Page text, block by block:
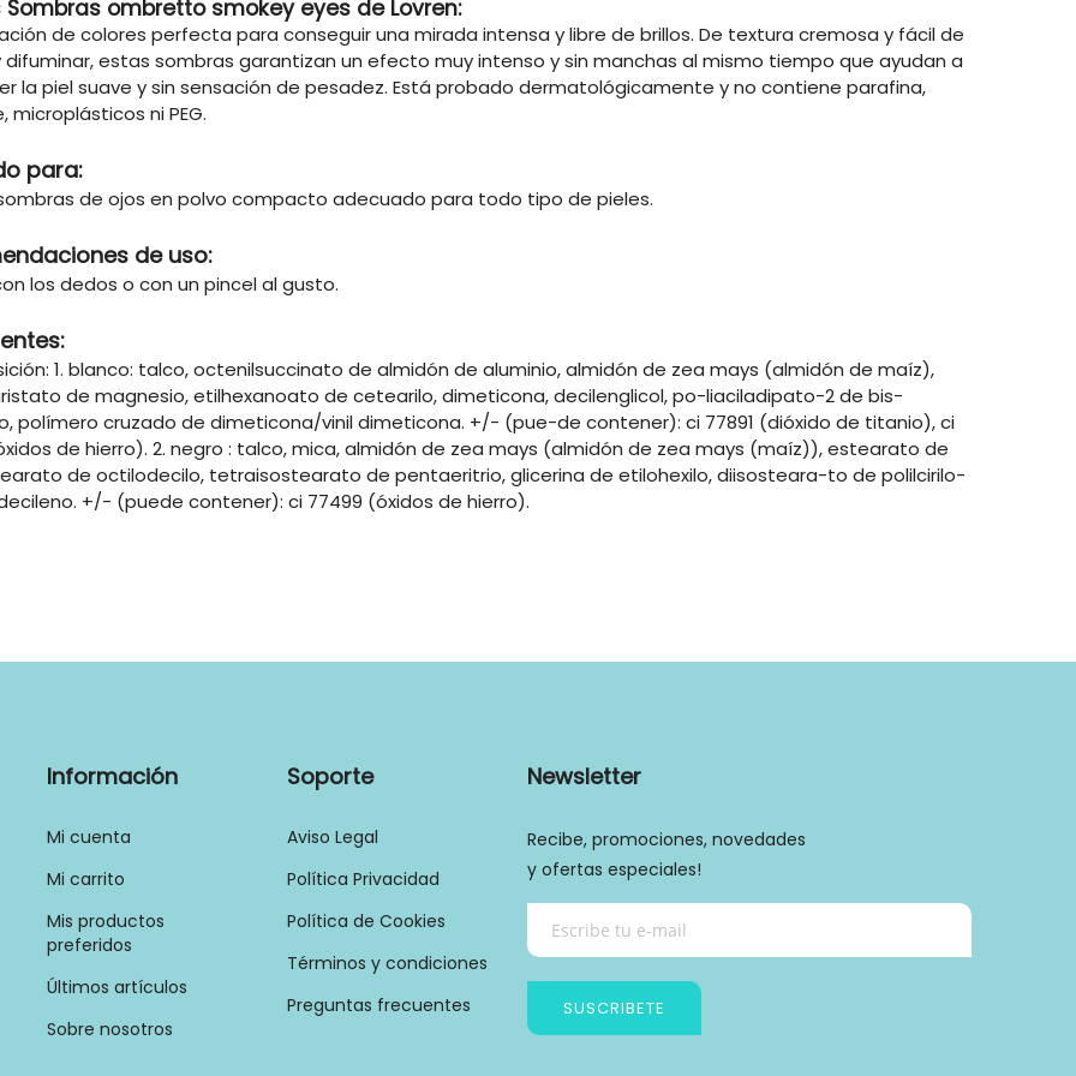
Sombras ombretto smokey eyes de Lovren:
de colores perfecta para conseguir una mirada intensa y libre de brillos. De textura cremosa y fácil de
difuminar, estas sombras garantizan un efecto muy intenso y sin manchas al mismo tiempo que ayudan a
la piel suave y sin sensación de pesadez. Está probado dermatológicamente y no contiene parafina,
microplásticos ni PEG.
para:
sombras de ojos en polvo compacto adecuado para todo tipo de pieles.
de uso:
los dedos o con un pincel al gusto.
1. blanco: talco, octenilsuccinato de almidón de aluminio, almidón de zea mays (almidón de maíz),
de magnesio, etilhexanoato de cetearilo, dimeticona, decilenglicol, po-liaciladipato-2 de bis-
polímero cruzado de dimeticona/vinil dimeticona. +/- (pue-de contener): ci 77891 (dióxido de titanio), ci
de hierro). 2. negro : talco, mica, almidón de zea mays (almidón de zea mays (maíz)), estearato de
de octilodecilo, tetraisostearato de pentaeritrio, glicerina de etilohexilo, diisosteara-to de polilcirilo-
decileno. +/- (puede contener): ci 77499 (óxidos de hierro).
Información
Mi cuenta
Mi carrito
Mis productos
preferidos
Últimos artículos
Sobre nosotros
Soporte
Aviso Legal
Política Privacidad
Política de Cookies
Términos y condiciones
Preguntas frecuentes
Newsletter
Recibe, promociones, novedades
y ofertas especiales!
SUSCRIBETE
Política de privacidad